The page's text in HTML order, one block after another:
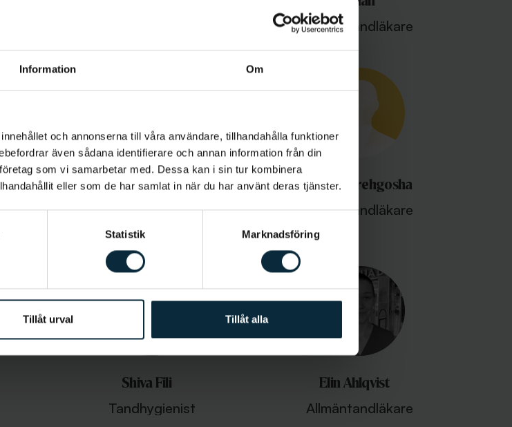
Information Om
och annonserna till våra användare, tillhandahålla funktioner
även sådana identifierare och annan information från din
som vi samarbetar med. Dessa kan i sin tur kombinera
eller som de har samlat in när du har använt deras tjänster.
Statistik Marknadsföring
Tillåt urval Tillåt alla
Allmäntandläkare
Susanne Ivanovic
Specialisttandläkare inom
Sam Chehrehgosha
Allmäntandläkare
Shiva Fili
Tandhygienist
Elin Ahlqvist
Allmäntandläkare